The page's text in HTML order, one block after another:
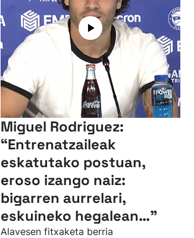
Miguel Rodriguez:
“Entrenatzaileak
eskatutako postuan,
eroso izango naiz:
bigarren aurrelari,
eskuineko hegalean…”
Alavesen fitxaketa berria